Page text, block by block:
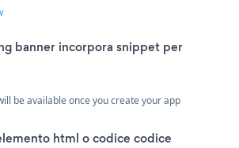
banner incorpora snippet per
be available once you create your app
html o codice codice